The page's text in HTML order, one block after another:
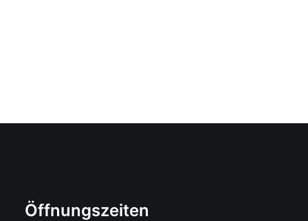
Öffnungszeiten